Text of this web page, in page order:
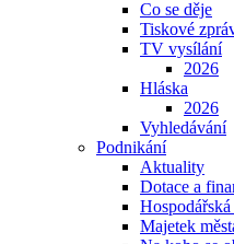
Co se děje
Tiskové
TV vysílání
2026
Hláska
2026
Vyhledávání
Podnikání
Aktuality
Dotace a
Majetek